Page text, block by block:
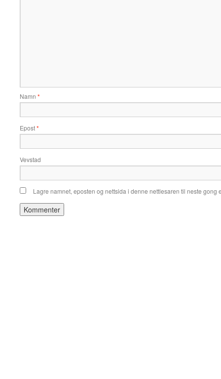
Namn *
Epost*
Vevstad
Lagre namnet, eposten og nettsida i denne nettlesaren til neste gong